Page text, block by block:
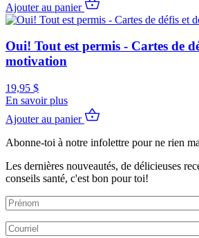
Ajouter au panier
Oui! Tout est permis - Cartes de
motivation
19,95 $
En savoir plus
Ajouter au panier
Abonne-toi à notre infolettre pour ne rien
Les dernières nouveautés, de délicieuses
conseils santé, c'est bon pour toi!